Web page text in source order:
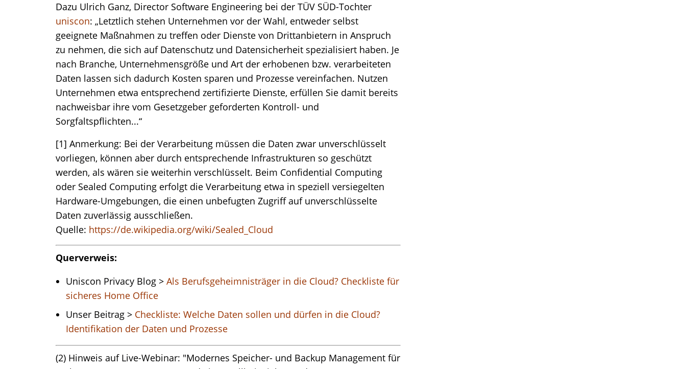
Dazu Ulrich Ganz, Director Software Engineering bei der TÜV SÜD-Tochter
uniscon: „Letztlich stehen Unternehmen vor der Wahl, entweder selbst
geeignete Maßnahmen zu treffen oder Dienste von Drittanbietern in Anspruch
zu nehmen, die sich auf Datenschutz und Datensicherheit spezialisiert haben. Je
nach Branche, Unternehmensgröße und Art der erhobenen bzw. verarbeiteten
Daten lassen sich dadurch Kosten sparen und Prozesse vereinfachen. Nutzen
Unternehmen etwa entsprechend zertifizierte Dienste, erfüllen Sie damit bereits
nachweisbar ihre vom Gesetzgeber geforderten Kontroll- und
Sorgfaltspflichten...“
[1] Anmerkung: Bei der Verarbeitung müssen die Daten zwar unverschlüsselt
vorliegen, können aber durch entsprechende Infrastrukturen so geschützt
werden, als wären sie weiterhin verschlüsselt. Beim Confidential Computing
oder Sealed Computing erfolgt die Verarbeitung etwa in speziell versiegelten
Hardware-Umgebungen, die einen unbefugten Zugriff auf unverschlüsselte
Daten zuverlässig ausschließen.
Quelle: https://de.wikipedia.org/wiki/Sealed_Cloud
Querverweis:
Uniscon Privacy Blog > Als Berufsgeheimnisträger in die Cloud? Checkliste für
sicheres Home Office
Unser Beitrag > Checkliste: Welche Daten sollen und dürfen in die Cloud?
Identifikation der Daten und Prozesse
(2) Hinweis auf Live-Webinar: "Modernes Speicher- und Backup Management für